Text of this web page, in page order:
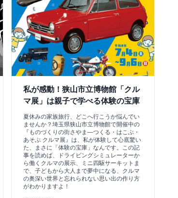
私が感動！狭山市立博物館「クル
マ展」は親子で学べる体験の宝庫
夏休みの家族旅行、どこへ行こうか悩んでい
ませんか？埼玉県狭山市立博物館で開催中の
『ものづくりの街さやま―つくる・はこぶ・
あそぶ クルマ展』は、私が体験して心底驚い
た、まさに「体験の宝庫」なんです。この記
事を読めば、ドライビングシミュレーターか
ら働くクルマの展示、ミニ四駆サーキットま
で、子どもから大人まで夢中になる、クルマ
の奥深い世界と忘れられない思い出の作り方
がわかりますよ！